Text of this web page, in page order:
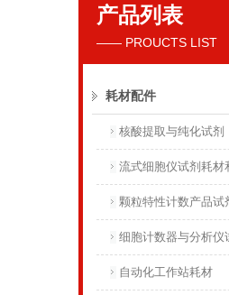
贝克曼库尔特国际贸易（
产品列表
—— PROUCTS LIST
耗材配件
核酸提取与纯化试剂
流式细胞仪试剂耗材
颗粒特性计数产品试
细胞计数器与分析仪
自动化工作站耗材